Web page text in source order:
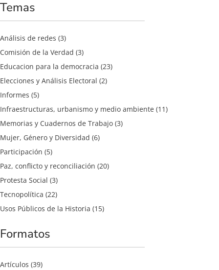
Temas
Análisis de redes (3)
Comisión de la Verdad (3)
Educacion para la democracia (23)
Elecciones y Análisis Electoral (2)
Informes (5)
Infraestructuras, urbanismo y medio ambiente (11)
Memorias y Cuadernos de Trabajo (3)
Mujer, Género y Diversidad (6)
Participación (5)
Paz, conflicto y reconciliación (20)
Protesta Social (3)
Tecnopolítica (22)
Usos Públicos de la Historia (15)
Formatos
Artículos (39)